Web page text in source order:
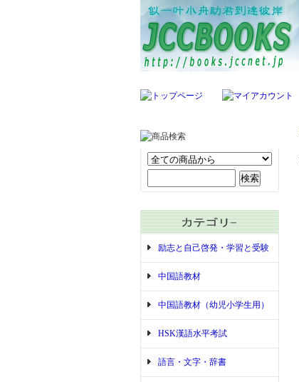
励志と自己啓発・学習と受験
中国語教材
中国語教材（幼児小学生用）
HSK漢語水平考試
語言・文字・辞書